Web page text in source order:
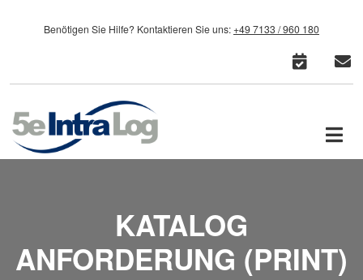
Benötigen Sie Hilfe? Kontaktieren Sie uns:+49 7133 / 960 180
KATALOG
ANFORDERUNG (PRINT)